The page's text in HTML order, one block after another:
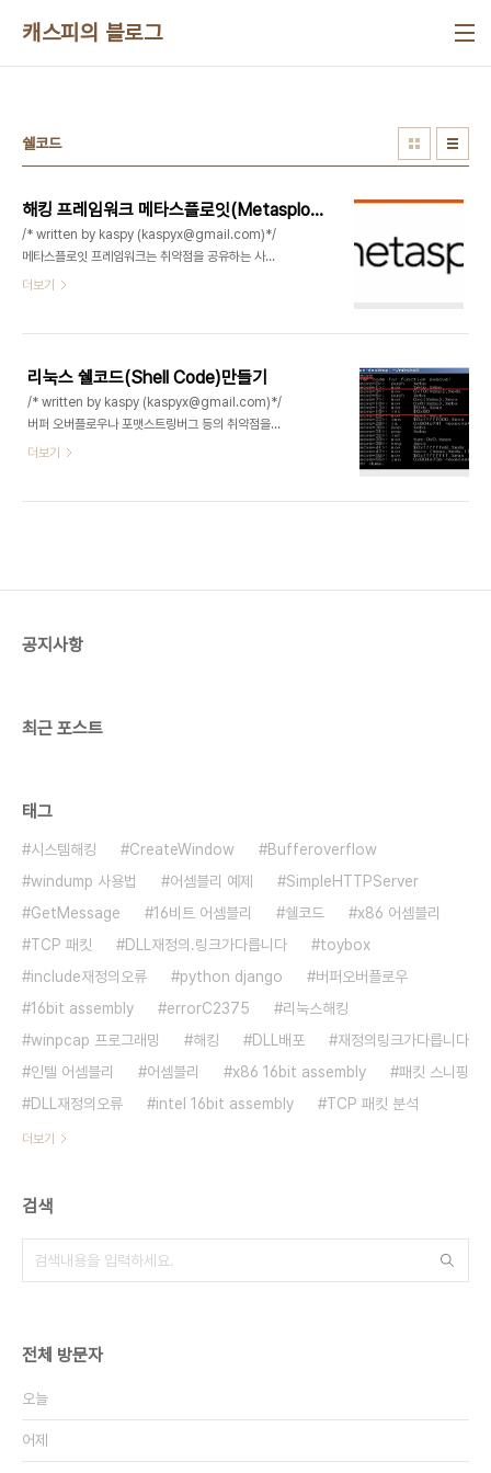
캐스피의 블로그
쉘코드
해킹 프레임워크 메타스플로잇(Metasploit) 사용하기
/* written by kaspy (kaspyx@gmail.com)*/
메타스플로잇 프레임워크는 취약점을 공유하는 사이
트로써 취약점 DB에 존재하는 바이너리에 대한 자동
인 바이러스를 유포하거나 악의적인 공격 또한 할 수
있습니다. 취약점의 종류는 여러 가지가 있지만 대표
적으로 버퍼 오버플로우, 웹 취약점, 암호노출 등을
들 수 있습니다. 실제 테스트한 방법은 아래와 같습니
다. 1. 메타스플로잇 DB에 존재하는 취약점 바이너
상의 해킹환경 구축3. 메타스플로잇 프레임워크를
더보기
리눅스 쉘코드(Shell Code)만들기
/* written by kaspy (kaspyx@gmail.com)*/
버퍼 오버플로우나 포맷스트링버그 등의 취약점을
이용해서 해킹을 하는데이때 임의의 데이터를 입력
입니다.** 1. 쉘코드 프로그래밍 하기 void main()
더보기
공지사항
최근 포스트
태그
시스템해킹 CreateWindow
Bufferoverflow
windump 사용법
어셈블리 예제
SimpleHTTPServer
GetMessage
16비트 어셈블리 쉘코드
x86 어셈블리
TCP 패킷
DLL재정의.링크가다릅니다
toybox
include재정의오류
python django
버퍼오버플로우
16bit assembly
errorC2375
리눅스해킹
winpcap 프로그래밍
해킹 DLL배포
재정의링크가다릅니다
인텔 어셈블리
어셈블리 x86 16bit assembly
패킷 스니핑
DLL재정의오류
intel 16bit assembly TCP 패킷 분석
더보기
검색
전체 방문자
오늘
어제